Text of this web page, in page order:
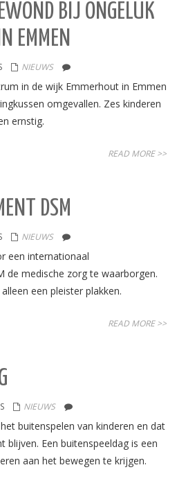
BIJ ONGELUK
EMMEN
NIEUWS
in de wijk Emmerhout in Emmen
omgevallen. Zes kinderen
ernstig.
READ MORE >>
DSM
NIEUWS
een internationaal
de medische zorg te waarborgen.
een pleister plakken.
READ MORE >>
NIEUWS
buitenspelen van kinderen en dat
blijven. Een buitenspeeldag is een
aan het bewegen te krijgen.